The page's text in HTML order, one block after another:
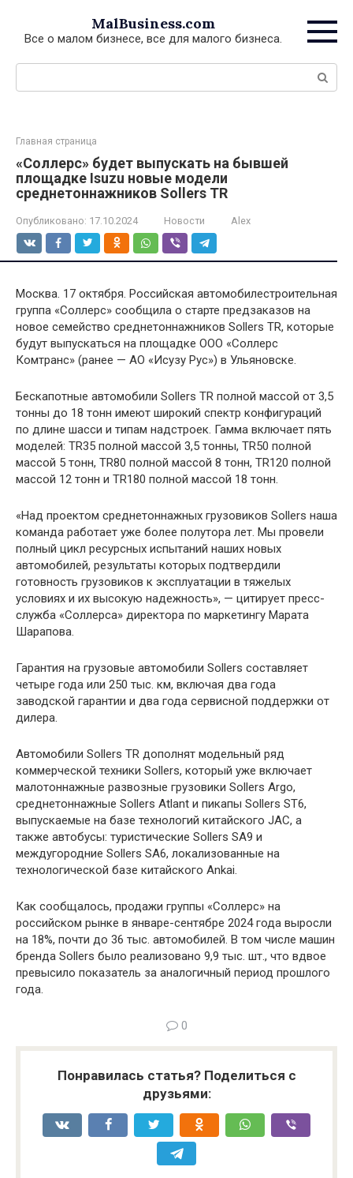
контенту
MalBusiness.com
Все о малом бизнесе, все для малого бизнеса.
Поиск:
Главная страница
«Соллерс» будет выпускать на бывшей
площадке Isuzu новые модели
среднетоннажников Sollers TR
Опубликовано: 17.10.2024 Новости Alex
Москва. 17 октября. Российская автомобилестроительная
группа «Соллерс» сообщила о старте предзаказов на
новое семейство среднетоннажников Sollers TR, которые
будут выпускаться на площадке ООО «Соллерс
Комтранс» (ранее — АО «Исузу Рус») в Ульяновске.
Бескапотные автомобили Sollers TR полной массой от 3,5
тонны до 18 тонн имеют широкий спектр конфигураций
по длине шасси и типам надстроек. Гамма включает пять
моделей: TR35 полной массой 3,5 тонны, TR50 полной
массой 5 тонн, TR80 полной массой 8 тонн, TR120 полной
массой 12 тонн и TR180 полной массой 18 тонн.
«Над проектом среднетоннажных грузовиков Sollers наша
команда работает уже более полутора лет. Мы провели
полный цикл ресурсных испытаний наших новых
автомобилей, результаты которых подтвердили
готовность грузовиков к эксплуатации в тяжелых
условиях и их высокую надежность», — цитирует пресс-
служба «Соллерса» директора по маркетингу Марата
Шарапова.
Гарантия на грузовые автомобили Sollers составляет
четыре года или 250 тыс. км, включая два года
заводской гарантии и два года сервисной поддержки от
дилера.
Автомобили Sollers TR дополнят модельный ряд
коммерческой техники Sollers, который уже включает
малотоннажные развозные грузовики Sollers Argo,
среднетоннажные Sollers Atlant и пикапы Sollers ST6,
выпускаемые на базе технологий китайского JAC, а
также автобусы: туристические Sollers SA9 и
междугородние Sollers SA6, локализованные на
технологической базе китайского Ankai.
Как сообщалось, продажи группы «Соллерс» на
российском рынке в январе-сентябре 2024 года выросли
на 18%, почти до 36 тыс. автомобилей. В том числе машин
бренда Sollers было реализовано 9,9 тыс. шт., что вдвое
превысило показатель за аналогичный период прошлого
года.
0
Понравилась статья? Поделиться с
друзьями: